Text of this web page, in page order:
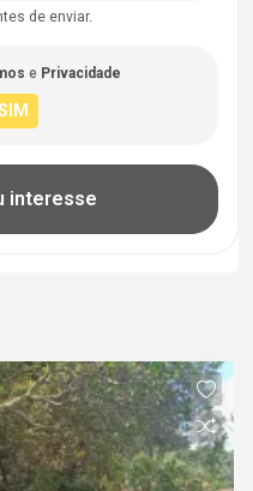
de enviar.
e Privacidade
interesse